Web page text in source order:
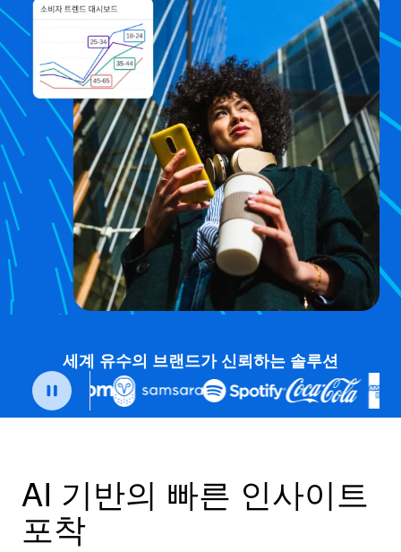
세계 유수의 브랜드가 신뢰하는 솔루션
AI 기반의 빠른 인사이트
포착